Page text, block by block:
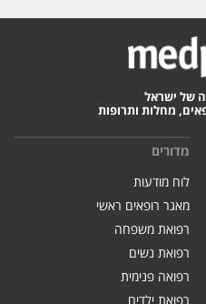
של ישראל
מחלות ותרופות
מדורים
לוח מודעות
מאגר רופאים ראשי
רפואת משפחה
רפואת נשים
רפואה פנימית
רפואת ילדים